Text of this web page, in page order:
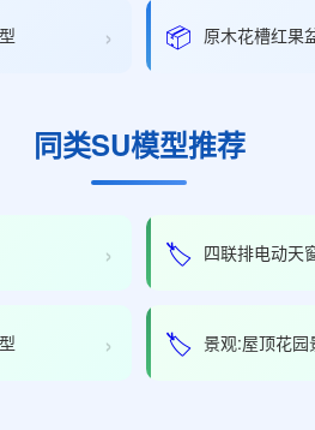
› 📦 原木花槽红果
同类SU模型推荐
› 🏷️ 四联排电动天
› 🏷️ 景观:屋顶花园